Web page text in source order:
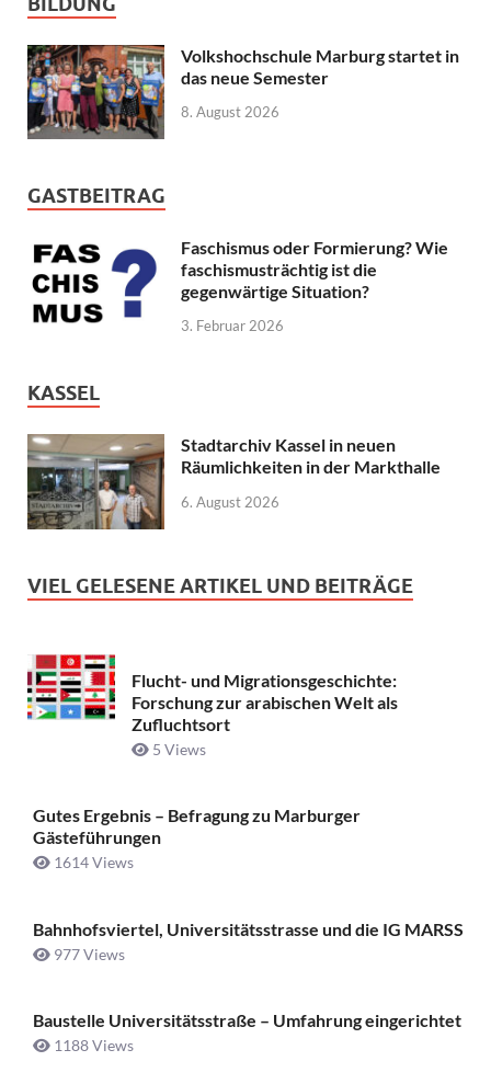
Volkshochschule Marburg startet in
das neue Semester
8. August 2026
GASTBEITRAG
Faschismus oder Formierung? Wie
faschismusträchtig ist die
gegenwärtige Situation?
3. Februar 2026
KASSEL
Stadtarchiv Kassel in neuen
Räumlichkeiten in der Markthalle
6. August 2026
VIEL GELESENE ARTIKEL UND BEITRÄGE
Flucht- und Migrationsgeschichte:
Forschung zur arabischen Welt als
Zufluchtsort
5 Views
Gutes Ergebnis – Befragung zu Marburger
Gästeführungen
1614 Views
Bahnhofsviertel, Universitätsstrasse und die IG MARSS
977 Views
Baustelle Universitätsstraße ­– Umfahrung eingerichtet
1188 Views